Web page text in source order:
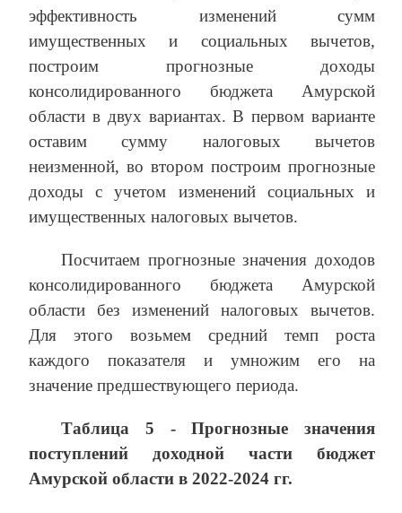
эффективность изменений сумм
имущественных и социальных вычетов,
построим прогнозные доходы
консолидированного бюджета Амурской
области в двух вариантах. В первом варианте
оставим сумму налоговых вычетов
неизменной, во втором построим прогнозные
доходы с учетом изменений социальных и
имущественных налоговых вычетов.
Посчитаем прогнозные значения доходов
консолидированного бюджета Амурской
области без изменений налоговых вычетов.
Для этого возьмем средний темп роста
каждого показателя и умножим его на
значение предшествующего периода.
Таблица 5 - Прогнозные значения
поступлений доходной части бюджет
Амурской области в 2022-2024 гг.